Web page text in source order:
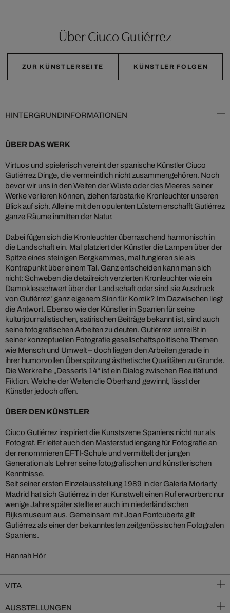
Über Ciuco Gutiérrez
ZUR KÜNSTLERSEITE KÜNSTLER FOLGEN
HINTERGRUNDINFORMATIONEN
ÜBER DAS WERK
Virtuos und spielerisch vereint der spanische Künstler Ciuco
Gutiérrez Dinge, die vermeintlich nicht zusammengehören. Noch
bevor wir uns in den Weiten der Wüste oder des Meeres seiner
Werke verlieren können, ziehen farbstarke Kronleuchter unseren
Blick auf sich. Alleine mit den opulenten Lüstern erschafft Gutiérrez
ganze Räume inmitten der Natur.
Dabei fügen sich die Kronleuchter überraschend harmonisch in
die Landschaft ein. Mal platziert der Künstler die Lampen über der
Spitze eines steinigen Bergkammes, mal fungieren sie als
Kontrapunkt über einem Tal. Ganz entscheiden kann man sich
nicht: Schweben die detailreich verzierten Kronleuchter wie ein
Damoklesschwert über der Landschaft oder sind sie Ausdruck
von Gutiérrez‘ ganz eigenem Sinn für Komik? Im Dazwischen liegt
die Antwort. Ebenso wie der Künstler in Spanien für seine
kulturjournalistischen, satirischen Beiträge bekannt ist, sind auch
seine fotografischen Arbeiten zu deuten. Gutiérrez umreißt in
seiner konzeptuellen Fotografie gesellschaftspolitische Themen
wie Mensch und Umwelt – doch liegen den Arbeiten gerade in
ihrer humorvollen Überspitzung ästhetische Qualitäten zu Grunde.
Die Werkreihe „Desserts 14“ ist ein Dialog zwischen Realität und
Fiktion. Welche der Welten die Oberhand gewinnt, lässt der
Künstler jedoch offen.
ÜBER DEN KÜNSTLER
Ciuco Gutiérrez inspiriert die Kunstszene Spaniens nicht nur als
Fotograf. Er leitet auch den Masterstudiengang für Fotografie an
der renommieren EFTI-Schule und vermittelt der jungen
Generation als Lehrer seine fotografischen und künstlerischen
Kenntnisse.
Seit seiner ersten Einzelausstellung 1989 in der Galería Moriarty
Madrid hat sich Gutiérrez in der Kunstwelt einen Ruf erworben: nur
wenige Jahre später stellte er auch im niederländischen
Rijksmuseum aus. Gemeinsam mit Joan Fontcuberta gilt
Gutiérrez als einer der bekanntesten zeitgenössischen Fotografen
Spaniens.
Hannah Hör
VITA
AUSSTELLUNGEN